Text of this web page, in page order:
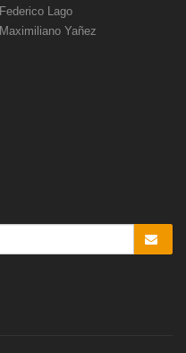
Federico Lago
Maximiliano Yañez